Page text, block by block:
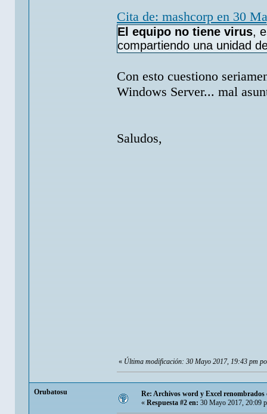
Cita de: mashcorp en 30
El equipo no tiene virus,
compartiendo una unidad
Con esto cuestiono
Windows Server... mal
Saludos,
« Última modificación: 30 Mayo 2017, 19:43 pm
Orubatosu
Re: Archivos word y Excel renombrados
«Respuesta #2 en:30 Mayo 2017, 20:09